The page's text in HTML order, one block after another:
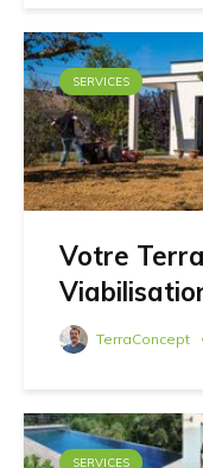
SERVICES
Votre
TerraConcept
SERVICES